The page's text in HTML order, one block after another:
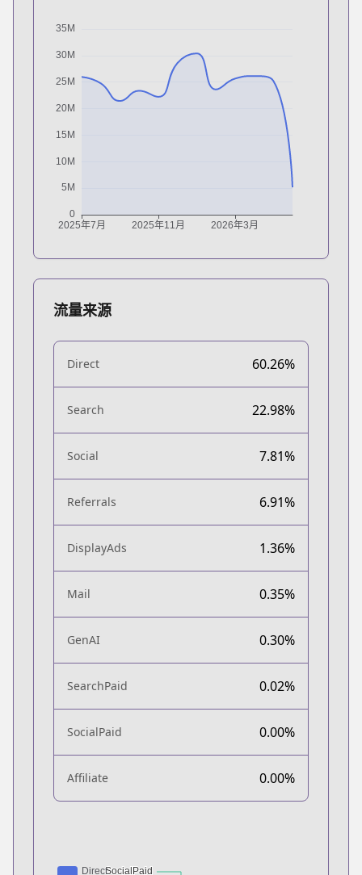
流量来源
Direct 60.26%
Search 22.98%
Social 7.81%
Referrals 6.91%
DisplayAds 1.36%
Mail 0.35%
GenAI 0.30%
SearchPaid 0.02%
SocialPaid 0.00%
Affiliate 0.00%